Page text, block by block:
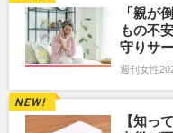
「親が
もの不
守りサ
週刊女性
【知っ